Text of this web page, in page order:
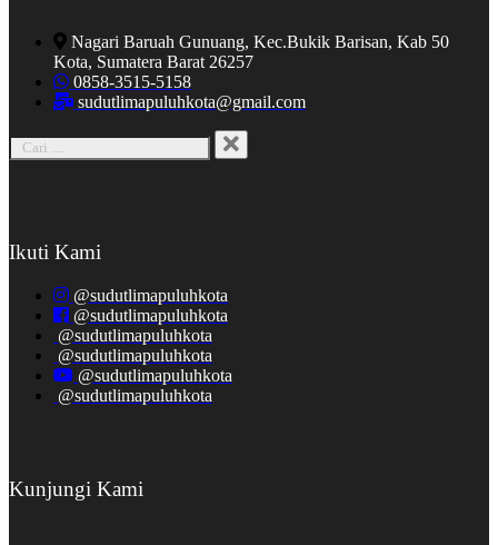
Nagari Baruah Gunuang, Kec.Bukik Barisan, Kab 50
Kota, Sumatera Barat 26257
0858-3515-5158
sudutlimapuluhkota@gmail.com
Ikuti Kami
@sudutlimapuluhkota
@sudutlimapuluhkota
@sudutlimapuluhkota
@sudutlimapuluhkota
@sudutlimapuluhkota
@sudutlimapuluhkota
Kunjungi Kami